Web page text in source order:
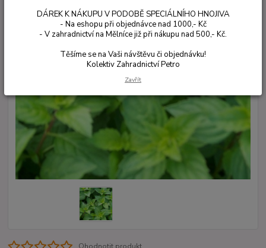
Ohodnotit produkt
DÁREK K NÁKUPU V PODOBĚ SPECIÁLNÍHO HNOJIVA
- Na eshopu při objednávce nad 1000,- Kč
- V zahradnictví na Mělníce již při nákupu nad 500,- Kč.
Těšíme se na Vaši návštěvu či objednávku!
Kolektiv Zahradnictví Petro
Zavřít